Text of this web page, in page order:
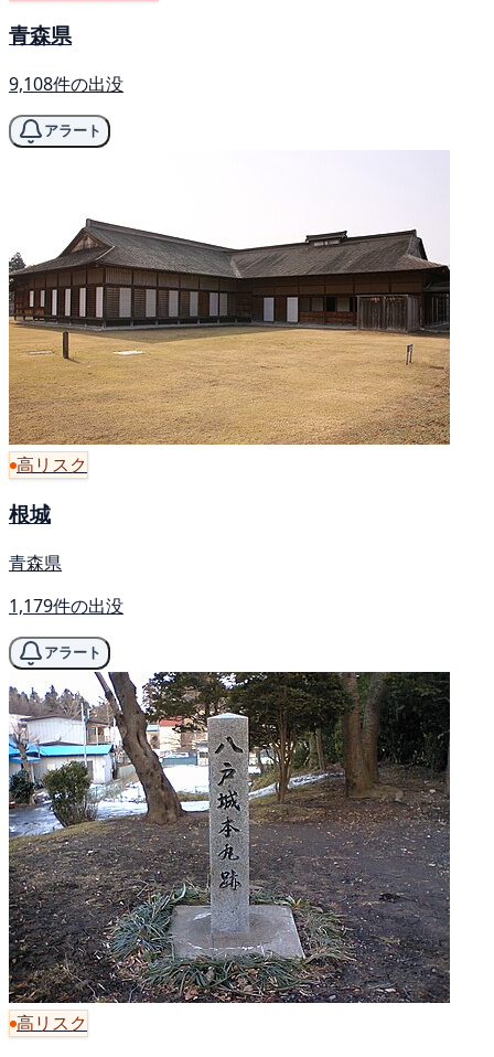
青森県
9,108件の出没
アラート
高リスク
根城
青森県
1,179件の出没
アラート
高リスク